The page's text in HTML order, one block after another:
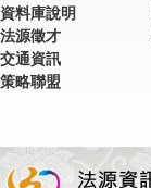
資料庫說明
法源徵才
交通資訊
策略聯盟